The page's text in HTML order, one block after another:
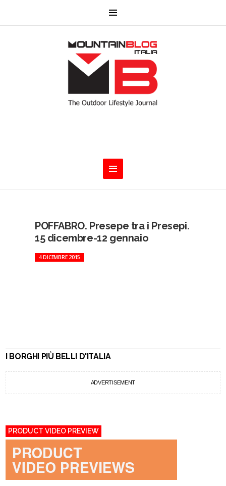
POFFABRO. Presepe tra i Presepi.
15 dicembre-12 gennaio
4 DICEMBRE 2015
I BORGHI PIÙ BELLI D'ITALIA
ADVERTISEMENT
PRODUCT VIDEO PREVIEW